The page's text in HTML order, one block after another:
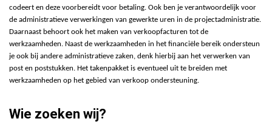
codeert en deze voorbereidt voor betaling. Ook ben je verantwoordelijk voor
de administratieve verwerkingen van gewerkte uren in de projectadministratie.
Daarnaast behoort ook het maken van verkoopfacturen tot de
werkzaamheden. Naast de werkzaamheden in het financiële bereik ondersteun
je ook bij andere administratieve zaken, denk hierbij aan het verwerken van
post en poststukken. Het takenpakket is eventueel uit te breiden met
werkzaamheden op het gebied van verkoop ondersteuning.
Wie zoeken wij?